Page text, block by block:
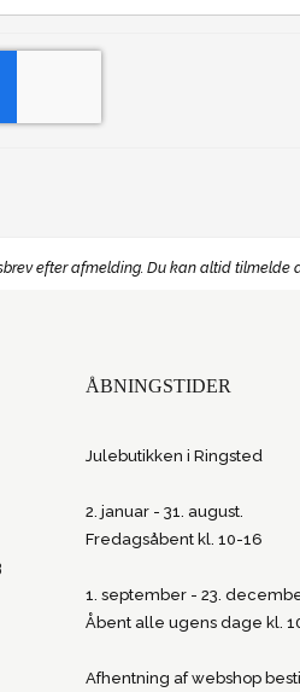
efter afmelding. Du kan altid tilmelde
ÅBNINGSTIDER
Julebutikken i Ringsted
2. januar - 31. august.
Fredagsåbent kl. 10-16
1. september - 23.
Åbent alle ugens dage kl.
Afhentning af webshop